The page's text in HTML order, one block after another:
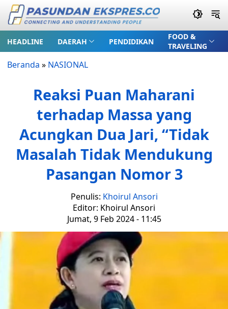
HEADLINE DAERAH PENDIDIKAN
FOOD &
TRAVELING
Beranda » NASIONAL
Reaksi Puan Maharani
terhadap Massa yang
Acungkan Dua Jari, “Tidak
Masalah Tidak Mendukung
Pasangan Nomor 3
Penulis: Khoirul Ansori
Editor: Khoirul Ansori
Jumat, 9 Feb 2024 - 11:45